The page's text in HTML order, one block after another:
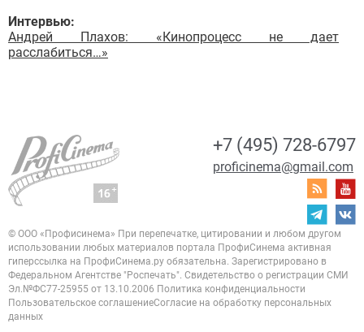
Интервью:
Андрей Плахов: «Кинопроцесс не дает
расслабиться…»
+7 (495) 728-6797
proficinema@gmail.com
© ООО «Профисинема» При перепечатке, цитировании и любом другом
использовании любых материалов портала ПрофиСинема активная
гиперссылка на ПрофиСинема.ру обязательна. Зарегистрировано в
Федеральном Агентстве "Роспечать". Свидетельство о регистрации СМИ
Эл.№ФС77-25955 от 13.10.2006 Политика конфиденциальности
Пользовательское соглашениеСогласие на обработку персональных
данных